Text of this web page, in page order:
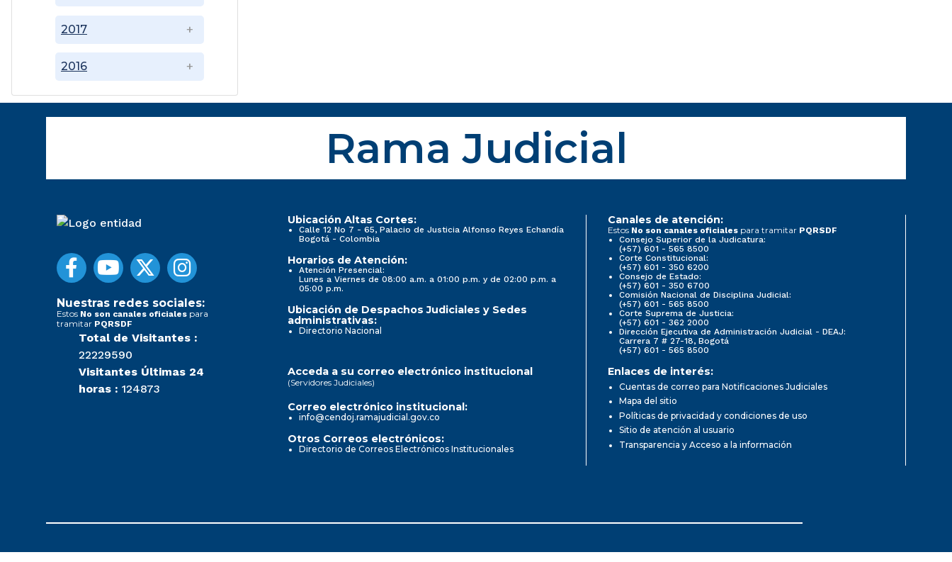
2016
2017
Rama Judicial
Nuestras redes sociales:
Estos No son canales oficiales para
tramitar PQRSDF
Total de Visitantes :
22229590
Visitantes Últimas 24
horas : 124873
Ubicación Altas Cortes:
Calle 12 No 7 - 65, Palacio de Justicia Alfonso Reyes Echandía
Bogotá - Colombia
Horarios de Atención:
Atención Presencial:
Lunes a Viernes de 08:00 a.m. a 01:00 p.m. y de 02:00 p.m. a
05:00 p.m.
Ubicación de Despachos Judiciales y Sedes
administrativas:
Directorio Nacional
Canales de atención:
Estos No son canales oficiales para tramitar PQRSDF
Consejo Superior de la Judicatura:
(+57) 601 - 565 8500
Corte Constitucional:
(+57) 601 - 350 6200
Consejo de Estado:
(+57) 601 - 350 6700
Comisión Nacional de Disciplina Judicial:
(+57) 601 - 565 8500
Corte Suprema de Justicia:
(+57) 601 - 362 2000
Dirección Ejecutiva de Administración Judicial - DEAJ:
Carrera 7 # 27-18, Bogotá
(+57) 601 - 565 8500
Acceda a su correo electrónico institucional
(Servidores Judiciales)
Correo electrónico institucional:
info@cendoj.ramajudicial.gov.co
Otros Correos electrónicos:
Directorio de Correos Electrónicos Institucionales
Enlaces de interés:
Cuentas de correo para Notificaciones Judiciales
Mapa del sitio
Políticas de privacidad y condiciones de uso
Sitio de atención al usuario
Transparencia y Acceso a la información